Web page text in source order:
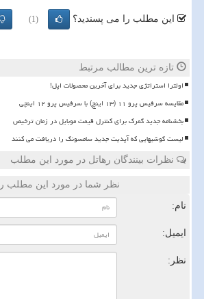
این مطلب را می پسندید؟ (1)
تازه ترین مطالب مرتبط
اولترا استراتژی جدید برای آخرین محصولات اپل!
مقایسه سرفیس پرو ۱۱ (۱۳ اینچ) با سرفیس پرو ۱۲ اینچی
بخشنامه جدید گمرک برای کنترل قیمت موبایل در زمان ترخیص
لیست گوشیهایی که آپدیت جدید سامسونگ را دریافت می کنند
نظرات بینندگان رهاتل در مورد این مطلب
نظر شما در مورد این مطلب
نام:
ایمیل:
نظر: